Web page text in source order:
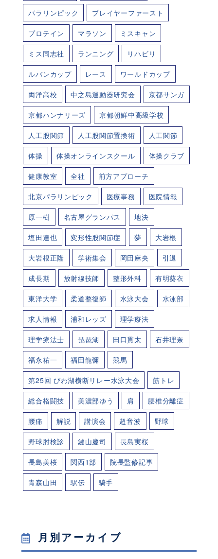
パラリンピック プレイヤーファースト
プロテイン マラソン ミスキャン
ミス同志社 ランニング リハビリ
ルバンカップ レース ワールドカップ
両洋高校 中之島運動器研究会 京都サンガ
京都ハンナリーズ 京都朝鮮中高級学校
人工股関節 人工股関節置換術 人工関節
体操 体操オンラインスクール 体操クラブ
健康教室 全社 前方アプローチ
北京パラリンピック 医療事務 医院情報
原一樹 名古屋グランパス 地決
塩田達也 変形性股関節症 夢 大岩根
大岩根正隆 学術集会 岡田麻央 引退
成長期 放射線技師 整形外科 有明葵衣
東洋大学 柔道整復師 水泳大会 水泳部
求人情報 浦和レッズ 理学療法
理学療法士 琵琶湖 田口貫太 石井理奈
福永祐一 福田龍彌 競馬
第25回 びわ湖横断リレー水泳大会 筋トレ
総合格闘技 美濃部ゆう 肩 腰椎分離症
腰痛 解説 講演会 超音波 野球
野球肘検診 鍵山慶司 長島実桜
長島美桜 関西1部 院長監修記事
青森山田 駅伝 騎手
月別アーカイブ